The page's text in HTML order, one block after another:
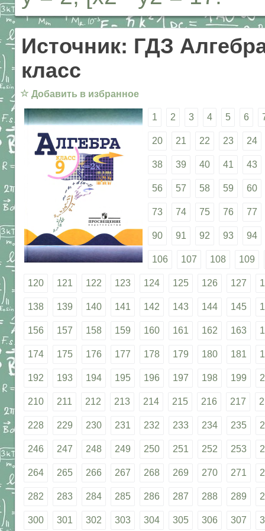
Источник: ГДЗ
класс
☆ Добавить в избранное
1 2 3 4 5 6
20 21 22 23 24
38 39 40 41 43
56 57 58 59 60
73 74 75 76 77
90 91 92 93 94
106 107 108 109
120 121 122 123 124 125 126 127
138 139 140 141 142 143 144 145
156 157 158 159 160 161 162 163
174 175 176 177 178 179 180 181
192 193 194 195 196 197 198 199
210 211 212 213 214 215 216 217
228 229 230 231 232 233 234 235
246 247 248 249 250 251 252 253
264 265 266 267 268 269 270 271
282 283 284 285 286 287 288 289
300 301 302 303 304 305 306 307